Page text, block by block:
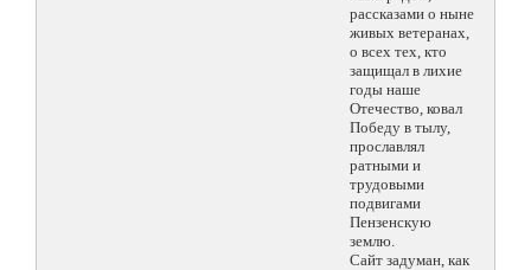
рассказами о ныне
живых ветеранах,
о всех тех, кто
защищал в лихие
годы наше
Отечество, ковал
Победу в тылу,
прославлял
ратными и
трудовыми
подвигами
Пензенскую
землю.
Сайт задуман, как